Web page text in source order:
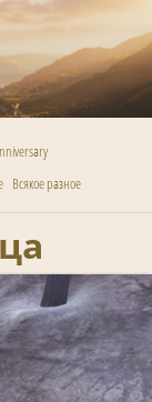
Всякое разное